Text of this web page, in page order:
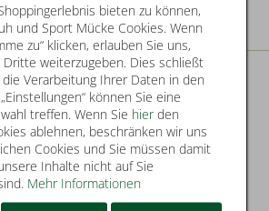
bieten zu können,
und Sport Mücke Cookies. Wenn
zu“ klicken, erlauben Sie uns,
weiterzugeben. Dies schließt
Verarbeitung Ihrer Daten in den
können Sie eine
treffen. Wenn Sie hierden
ablehnen, beschränken wir uns
Cookies und Sie müssen damit
Inhalte nicht auf Sie
Mehr Informationen